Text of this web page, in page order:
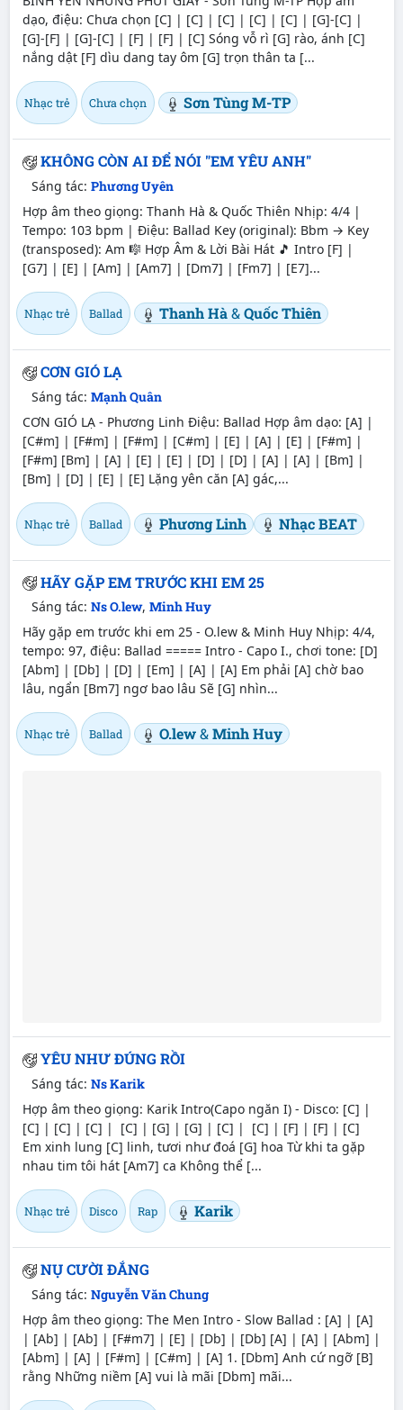
dạo, điệu: Chưa chọn [C] | [C] | [C] | [C] | [C] | [G]-[C] |
[G]-[F] | [G]-[C] | [F] | [F] | [C] Sóng vỗ rì [G] rào, ánh [C]
nắng dật [F] dìu dang tay ôm [G] trọn thân ta [...
Nhạc trẻ Chưa chọn Sơn Tùng M-TP
KHÔNG CÒN AI ĐỂ NÓI "EM YÊU ANH"
Sáng tác: Phương Uyên
Hợp âm theo giọng: Thanh Hà & Quốc Thiên Nhịp: 4/4 |
Tempo: 103 bpm | Điệu: Ballad Key (original): Bbm → Key
(transposed): Am 🎼 Hợp Âm & Lời Bài Hát 🎵 Intro [F] |
[G7] | [E] | [Am] | [Am7] | [Dm7] | [Fm7] | [E7]...
Nhạc trẻ Ballad Thanh Hà&Quốc Thiên
CƠN GIÓ LẠ
Sáng tác: Mạnh Quân
CƠN GIÓ LẠ - Phương Linh Điệu: Ballad Hợp âm dạo: [A] |
[C#m] | [F#m] | [F#m] | [C#m] | [E] | [A] | [E] | [F#m] |
[F#m] [Bm] | [A] | [E] | [E] | [D] | [D] | [A] | [A] | [Bm] |
[Bm] | [D] | [E] | [E] Lặng yên căn [A] gác,...
Nhạc trẻ Ballad Phương Linh Nhạc BEAT
HÃY GẶP EM TRƯỚC KHI EM 25
Sáng tác: Ns O.lew, Minh Huy
Hãy gặp em trước khi em 25 - O.lew & Minh Huy Nhịp: 4/4,
tempo: 97, điệu: Ballad ===== Intro - Capo I., chơi tone: [D]
[Abm] | [Db] | [D] | [Em] | [A] | [A] Em phải [A] chờ bao
lâu, ngẩn [Bm7] ngơ bao lâu Sẽ [G] nhìn...
Nhạc trẻ Ballad O.lew&Minh Huy
YÊU NHƯ ĐÚNG RỒI
Sáng tác: Ns Karik
Hợp âm theo giọng: Karik Intro(Capo ngăn I) - Disco: [C] |
[C] | [C] | [C] | [C] | [G] | [G] | [C] | [C] | [F] | [F] | [C]
Em xinh lung [C] linh, tươi như đoá [G] hoa Từ khi ta gặp
nhau tim tôi hát [Am7] ca Không thể [...
Nhạc trẻ Disco Rap Karik
NỤ CƯỜI ĐẮNG
Sáng tác: Nguyễn Văn Chung
Hợp âm theo giọng: The Men Intro - Slow Ballad : [A] | [A]
| [Ab] | [Ab] | [F#m7] | [E] | [Db] | [Db] [A] | [A] | [Abm] |
[Abm] | [A] | [F#m] | [C#m] | [A] 1. [Dbm] Anh cứ ngỡ [B]
rằng Những niềm [A] vui là mãi [Dbm] mãi...